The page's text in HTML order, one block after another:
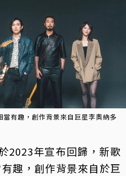
有趣，創作背景來自巨星李奧納多
2023年宣布回歸，新歌
趣，創作背景來自於巨